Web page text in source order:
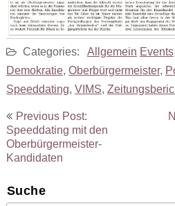
Categories: Allgemein Events
Demokratie, Oberbürgermeister,
Speeddating, VIMS,
Beitragsnavigation
Previous Post:
Speeddating mit den
Oberbürgermeister-
Kandidaten
Suche